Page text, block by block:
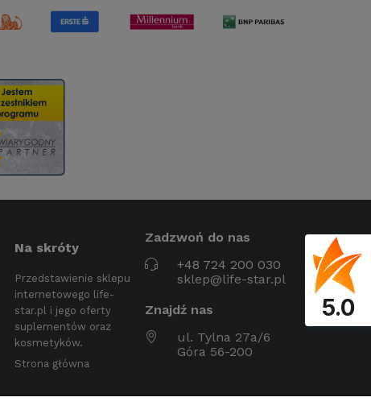
Na skróty
Przedstawienie sklepu
internetowego life-
star.pl i jego oferty
suplementów oraz
kosmetyków.
Strona główna
Zadzwoń do nas
+48 724 200 030
sklep@life-star.pl
Znajdź nas
ul. Tylna 27a/6
Góra 56-200
5.0